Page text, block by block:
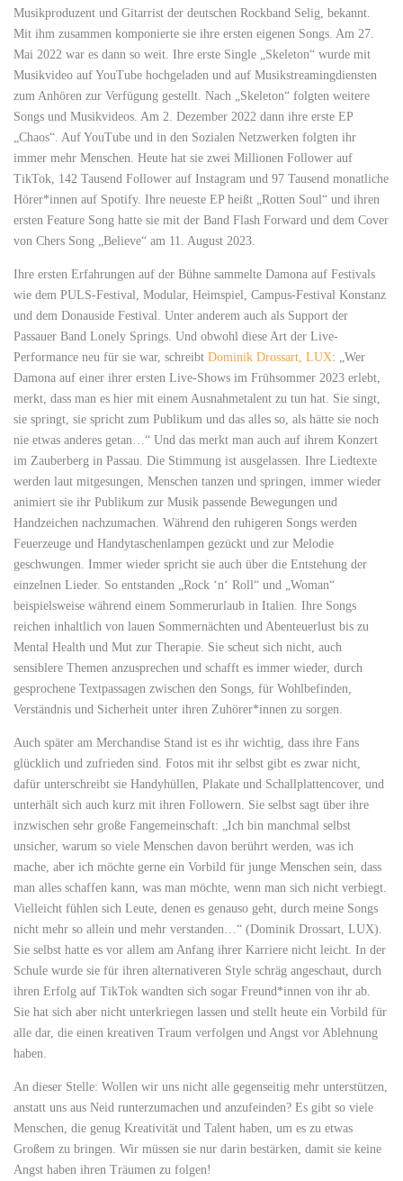
Musikproduzent und Gitarrist der deutschen Rockband Selig, bekannt.
Mit ihm zusammen komponierte sie ihre ersten eigenen Songs. Am 27.
Mai 2022 war es dann so weit. Ihre erste Single „Skeleton“ wurde mit
Musikvideo auf YouTube hochgeladen und auf Musikstreamingdiensten
zum Anhören zur Verfügung gestellt. Nach „Skeleton“ folgten weitere
Songs und Musikvideos. Am 2. Dezember 2022 dann ihre erste EP
„Chaos“. Auf YouTube und in den Sozialen Netzwerken folgten ihr
immer mehr Menschen. Heute hat sie zwei Millionen Follower auf
TikTok, 142 Tausend Follower auf Instagram und 97 Tausend monatliche
Hörer*innen auf Spotify. Ihre neueste EP heißt „Rotten Soul“ und ihren
ersten Feature Song hatte sie mit der Band Flash Forward und dem Cover
von Chers Song „Believe“ am 11. August 2023.
Ihre ersten Erfahrungen auf der Bühne sammelte Damona auf Festivals
wie dem PULS-Festival, Modular, Heimspiel, Campus-Festival Konstanz
und dem Donauside Festival. Unter anderem auch als Support der
Passauer Band Lonely Springs. Und obwohl diese Art der Live-
Performance neu für sie war, schreibt Dominik Drossart, LUX: „Wer
Damona auf einer ihrer ersten Live-Shows im Frühsommer 2023 erlebt,
merkt, dass man es hier mit einem Ausnahmetalent zu tun hat. Sie singt,
sie springt, sie spricht zum Publikum und das alles so, als hätte sie noch
nie etwas anderes getan…“ Und das merkt man auch auf ihrem Konzert
im Zauberberg in Passau. Die Stimmung ist ausgelassen. Ihre Liedtexte
werden laut mitgesungen, Menschen tanzen und springen, immer wieder
animiert sie ihr Publikum zur Musik passende Bewegungen und
Handzeichen nachzumachen. Während den ruhigeren Songs werden
Feuerzeuge und Handytaschenlampen gezückt und zur Melodie
geschwungen. Immer wieder spricht sie auch über die Entstehung der
einzelnen Lieder. So entstanden „Rock ‘n‘ Roll“ und „Woman“
beispielsweise während einem Sommerurlaub in Italien. Ihre Songs
reichen inhaltlich von lauen Sommernächten und Abenteuerlust bis zu
Mental Health und Mut zur Therapie. Sie scheut sich nicht, auch
sensiblere Themen anzusprechen und schafft es immer wieder, durch
gesprochene Textpassagen zwischen den Songs, für Wohlbefinden,
Verständnis und Sicherheit unter ihren Zuhörer*innen zu sorgen.
Auch später am Merchandise Stand ist es ihr wichtig, dass ihre Fans
glücklich und zufrieden sind. Fotos mit ihr selbst gibt es zwar nicht,
dafür unterschreibt sie Handyhüllen, Plakate und Schallplattencover, und
unterhält sich auch kurz mit ihren Followern. Sie selbst sagt über ihre
inzwischen sehr große Fangemeinschaft: „Ich bin manchmal selbst
unsicher, warum so viele Menschen davon berührt werden, was ich
mache, aber ich möchte gerne ein Vorbild für junge Menschen sein, dass
man alles schaffen kann, was man möchte, wenn man sich nicht verbiegt.
Vielleicht fühlen sich Leute, denen es genauso geht, durch meine Songs
nicht mehr so allein und mehr verstanden…“ (Dominik Drossart, LUX).
Sie selbst hatte es vor allem am Anfang ihrer Karriere nicht leicht. In der
Schule wurde sie für ihren alternativeren Style schräg angeschaut, durch
ihren Erfolg auf TikTok wandten sich sogar Freund*innen von ihr ab.
Sie hat sich aber nicht unterkriegen lassen und stellt heute ein Vorbild für
alle dar, die einen kreativen Traum verfolgen und Angst vor Ablehnung
haben.
An dieser Stelle: Wollen wir uns nicht alle gegenseitig mehr unterstützen,
anstatt uns aus Neid runterzumachen und anzufeinden? Es gibt so viele
Menschen, die genug Kreativität und Talent haben, um es zu etwas
Großem zu bringen. Wir müssen sie nur darin bestärken, damit sie keine
Angst haben ihren Träumen zu folgen!